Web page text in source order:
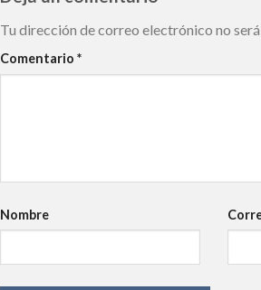
Tu dirección de correo electrónico no
Comentario *
Nombre